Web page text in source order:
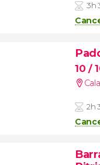
3h
10 /
2h